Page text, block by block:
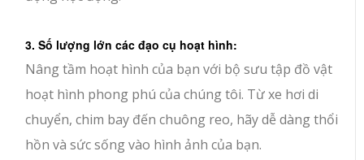
3. Số lượng lớn các đạo cụ hoạt hình:
Nâng tầm hoạt hình của bạn với bộ sưu tập đồ vật
hoạt hình phong phú của chúng tôi. Từ xe hơi di
chuyển, chim bay đến chuông reo, hãy dễ dàng thổi
hồn và sức sống vào hình ảnh của bạn.